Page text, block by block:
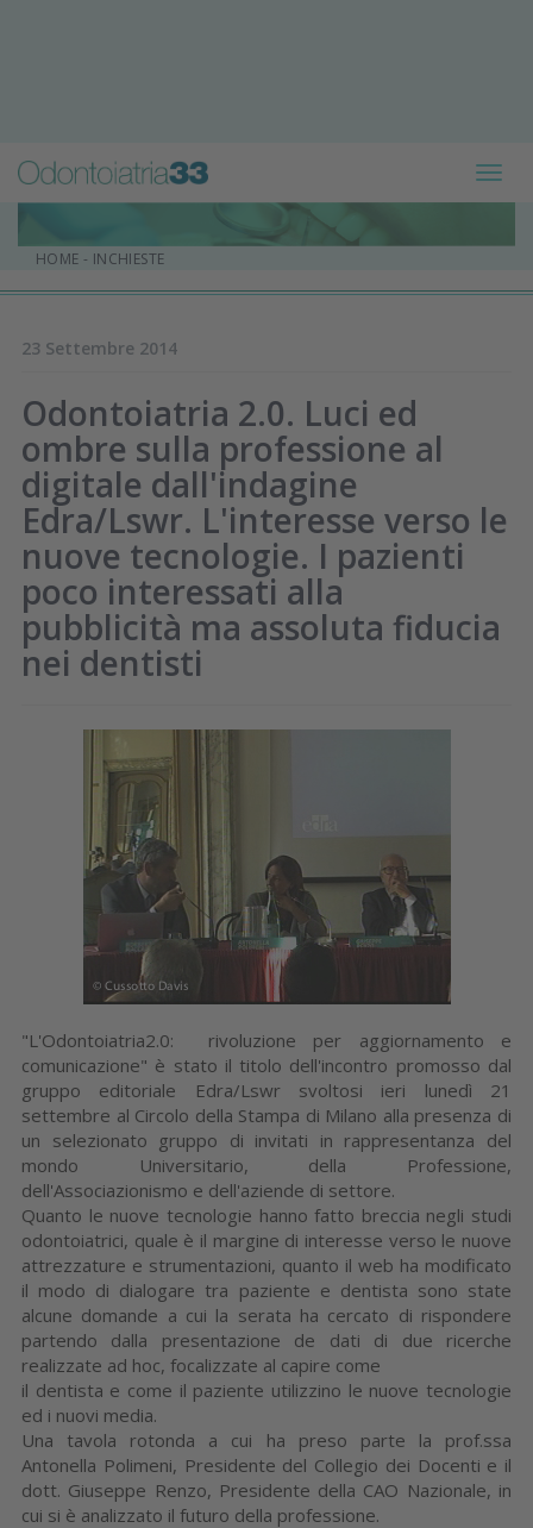
HOME - INCHIESTE
23 Settembre 2014
Odontoiatria 2.0. Luci ed
ombre sulla professione al
digitale dall'indagine
Edra/Lswr. L'interesse verso le
nuove tecnologie. I pazienti
poco interessati alla
pubblicità ma assoluta fiducia
nei dentisti
"L'Odontoiatria2.0: rivoluzione per aggiornamento e
comunicazione" è stato il titolo dell'incontro promosso dal
gruppo editoriale Edra/Lswr svoltosi ieri lunedì 21
settembre al Circolo della Stampa di Milano alla presenza di
un selezionato gruppo di invitati in rappresentanza del
mondo Universitario, della Professione,
dell'Associazionismo e dell'aziende di settore.
Quanto le nuove tecnologie hanno fatto breccia negli studi
odontoiatrici, quale è il margine di interesse verso le nuove
attrezzature e strumentazioni, quanto il web ha modificato
il modo di dialogare tra paziente e dentista sono state
alcune domande a cui la serata ha cercato di rispondere
partendo dalla presentazione de dati di due ricerche
realizzate ad hoc, focalizzate al capire come
il dentista e come il paziente utilizzino le nuove tecnologie
ed i nuovi media.
Una tavola rotonda a cui ha preso parte la prof.ssa
Antonella Polimeni, Presidente del Collegio dei Docenti e il
dott. Giuseppe Renzo, Presidente della CAO Nazionale, in
cui si è analizzato il futuro della professione.